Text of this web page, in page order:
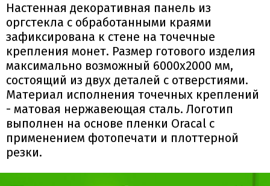
Настенная декоративная панель из
оргстекла с обработанными краями
зафиксирована к стене на точечные
крепления монет. Размер готового изделия
максимально возможный 6000х2000 мм,
состоящий из двух деталей с отверстиями.
Материал исполнения точечных креплений
- матовая нержавеющая сталь. Логотип
выполнен на основе пленки Oracal с
применением фотопечати и плоттерной
резки.